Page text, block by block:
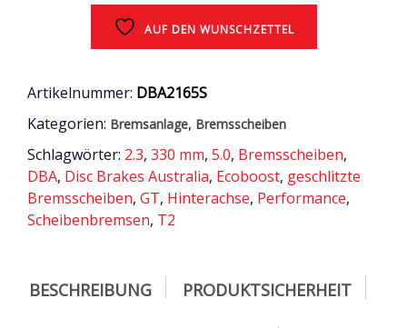
Bremsscheiben
r
HINTERACHSE
2.3
mit
Performance
Bremsanlage
AUF DEN WUNSCHZETTEL
Artikelnummer: DBA2165S
Kategorien: Bremsanlage, Bremsscheiben
Schlagwörter: 2.3, 330 mm, 5.0, Bremsscheiben,
DBA, Disc Brakes Australia, Ecoboost, geschlitzte
Bremsscheiben, GT, Hinterachse, Performance,
Scheibenbremsen, T2
BESCHREIBUNG PRODUKTSICHERHEIT